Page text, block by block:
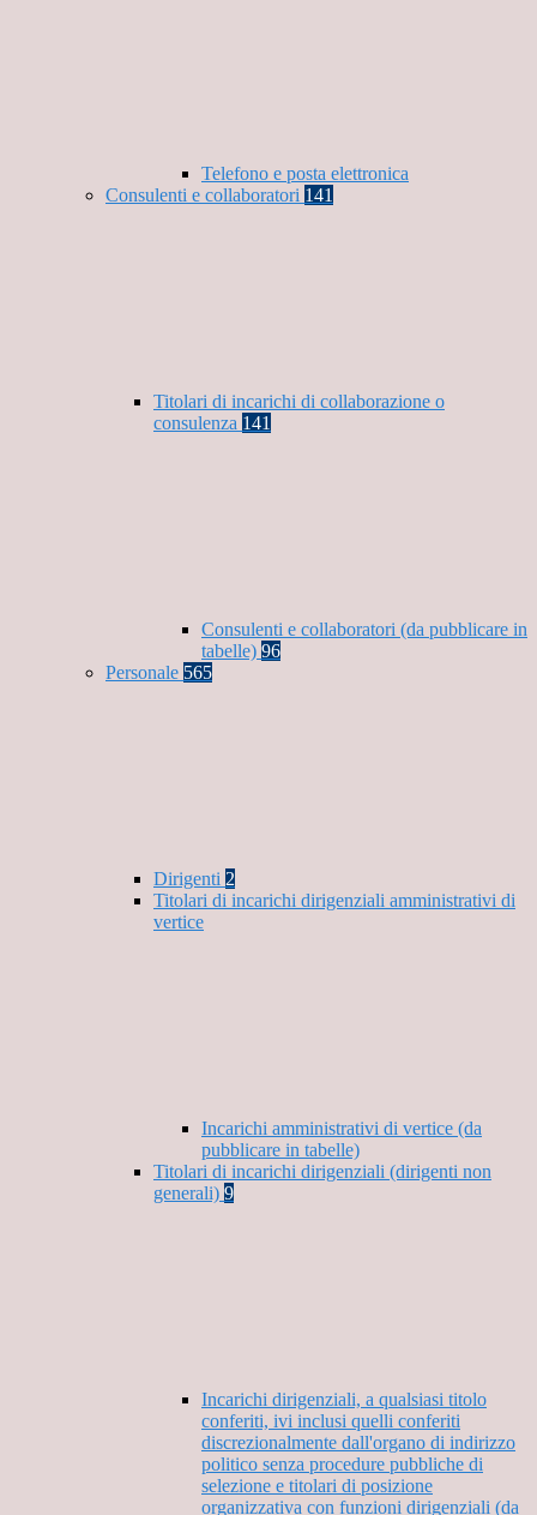
Telefono e posta elettronica
Consulenti e collaboratori 141
Titolari di incarichi di collaborazione o
consulenza 141
Consulenti e collaboratori (da pubblicare in
tabelle) 96
Personale 565
Dirigenti 2
Titolari di incarichi dirigenziali amministrativi di
vertice
Incarichi amministrativi di vertice (da
pubblicare in tabelle)
Titolari di incarichi dirigenziali (dirigenti non
generali) 9
Incarichi dirigenziali, a qualsiasi titolo
conferiti, ivi inclusi quelli conferiti
discrezionalmente dall'organo di indirizzo
politico senza procedure pubbliche di
selezione e titolari di posizione
organizzativa con funzioni dirigenziali (da